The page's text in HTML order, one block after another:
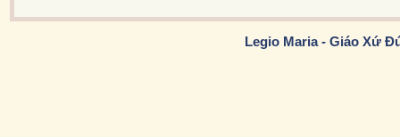
Legio Maria - Giáo Xứ